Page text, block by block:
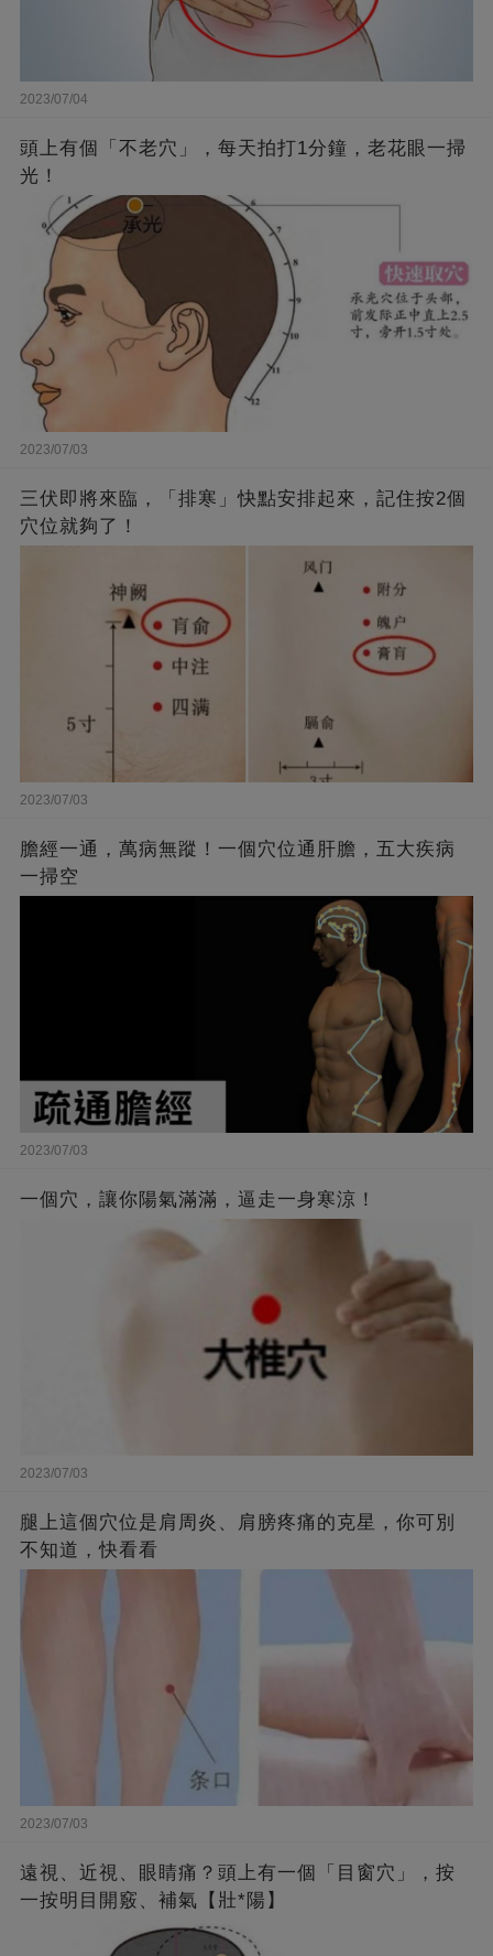
2023/07/04
頭上有個「不老穴」，每天拍打1分鐘，老花眼一掃
光！
2023/07/03
三伏即將來臨，「排寒」快點安排起來，記住按2個
穴位就夠了！
2023/07/03
膽經一通，萬病無蹤！一個穴位通肝膽，五大疾病
一掃空
2023/07/03
一個穴，讓你陽氣滿滿，逼走一身寒涼！
2023/07/03
腿上這個穴位是肩周炎、肩膀疼痛的克星，你可別
不知道，快看看
2023/07/03
遠視、近視、眼睛痛？頭上有一個「目窗穴」，按
一按明目開竅、補氣【壯*陽】